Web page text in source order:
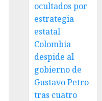
ocultados por
estrategia
estatal
Colombia
despide al
gobierno de
Gustavo Petro
tras cuatro